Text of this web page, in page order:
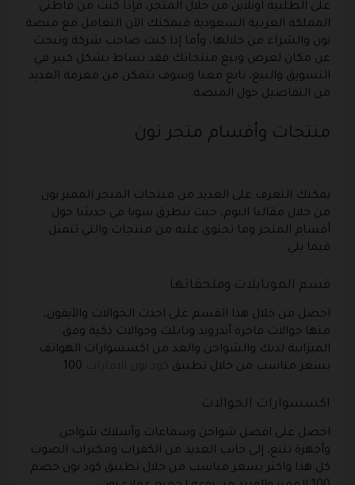
على الطلبية اونلاين من خلال المتجر، فإذا كنت من قاطني
المملكة العربية السعودية فيمكنك الآن التعامل مع منصة
نون والشراء من خلالها، وأما إذا كنت صاحب شركة وتبحث
عن مكان لعرض وبيع منتجاتك فقد تساط بشكل كبير في
التسويق والبيع، تابع معنا وسوف تتمكن من معرفة العديد
من التفاصيل حول المنصة.
منتجات وأقسام متجر نون
يمكنك التعرف على العديد من منتجات المتجر المميز نون
من خلال مقالنا اليوم، حيث نتطرق سويا في حديثنا حول
أقسام المتجر وما تحتوي عليه من منتجات والتي تتمثل
فيما يلي.
قسم الموبايلات وملحقاتها
احصل من خلال هذا القسم على احدث الجوالات والآيفون،
منها جوالات فاخرة أندرويد وتابلت وجوالات ذكية وفق
الميزانية لديك والشواحن والعد من اكسسوارات الهواتف
بسعر مناسب من خلال تطبيق كود نون الامارات
اكسسوارات الجوالات
احصل على افضل شواحن وسماعات وأسلاك شواحن
وأجهزة تتبع، إلى جانب العديد من الكفرات ومكبرات الصوت
كل هذا واكثر بسعر مناسب من خلال تطبيق كود نون خصم